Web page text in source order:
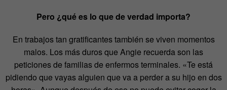
Pero ¿qué es lo que de verdad importa?
En trabajos tan gratificantes también se viven momentos
malos. Los más duros que Angie recuerda son las
peticiones de familias de enfermos terminales. «Te está
pidiendo que vayas alguien que va a perder a su hijo en dos